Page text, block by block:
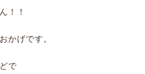
！！
かげです。
で